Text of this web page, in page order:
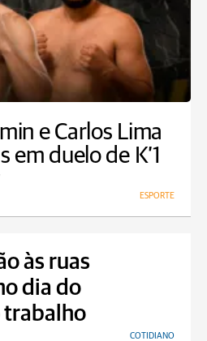
e Carlos Lima
em duelo de K’1
ESPORTE
às ruas
dia do
trabalho
COTIDIANO